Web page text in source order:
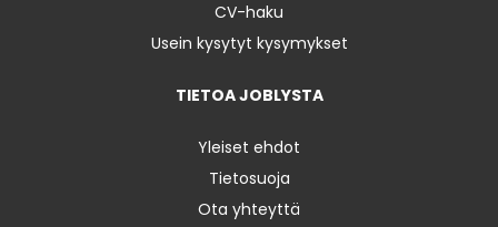
CV-haku
Usein kysytyt kysymykset
TIETOA JOBLYSTA
Yleiset ehdot
Tietosuoja
Ota yhteyttä